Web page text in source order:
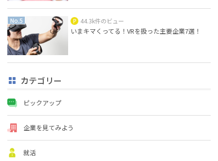
44.3k件のビュー
いまキマくってる！VRを扱った主要企業7選！
カテゴリー
ピックアップ
企業を見てみよう
就活